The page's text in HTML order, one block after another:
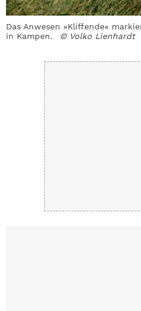
Das Anwesen »Kliffende«
in Kampen.
© Volko Lienhardt